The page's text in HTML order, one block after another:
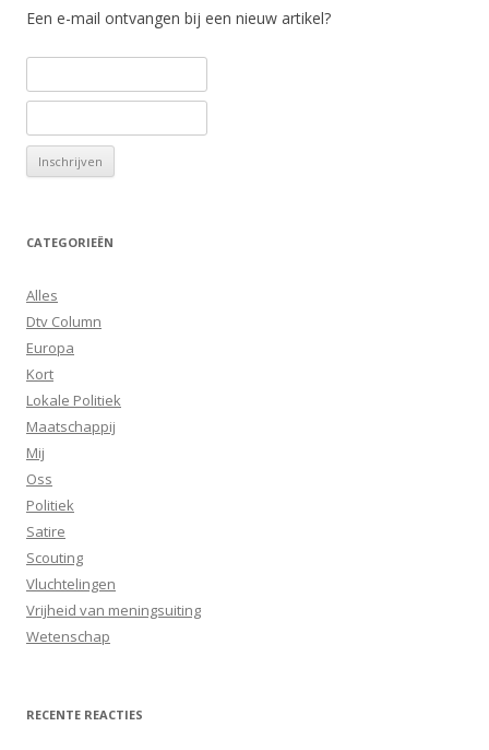
Een e-mail ontvangen bij een nieuw artikel?
CATEGORIEËN
Alles
Dtv Column
Europa
Kort
Lokale Politiek
Maatschappij
Mij
Oss
Politiek
Satire
Scouting
Vluchtelingen
Vrijheid van meningsuiting
Wetenschap
RECENTE REACTIES